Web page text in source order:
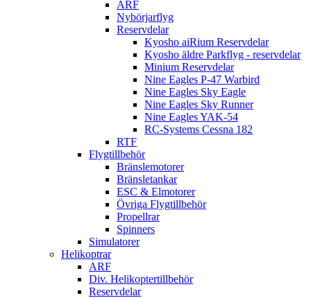
ARF
Nybörjarflyg
Reservdelar
Kyosho aiRium Reservdelar
Kyosho äldre Parkflyg - reservdelar
Minium Reservdelar
Nine Eagles P-47 Warbird
Nine Eagles Sky Eagle
Nine Eagles Sky Runner
Nine Eagles YAK-54
RC-Systems Cessna 182
RTF
Flygtillbehör
Bränslemotorer
Bränsletankar
ESC & Elmotorer
Övriga Flygtillbehör
Propellrar
Spinners
Simulatorer
Helikoptrar
ARF
Div. Helikoptertillbehör
Reservdelar